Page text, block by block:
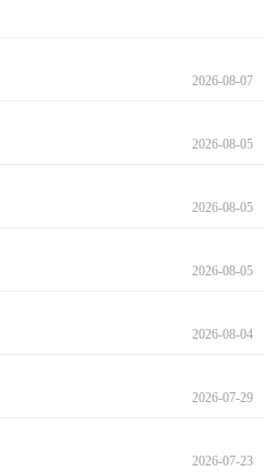
2026-08-07
2026-08-05
2026-08-05
2026-08-05
2026-08-04
2026-07-29
2026-07-23